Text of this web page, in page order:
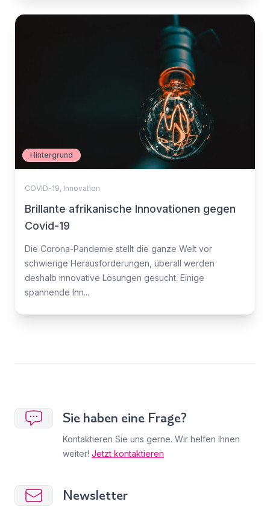
Hintergrund
COVID-19, Innovation
Brillante afrikanische Innovationen gegen
Covid-19
Die Corona-Pandemie stellt die ganze Welt vor
schwierige Herausforderungen, überall werden
deshalb innovative Lösungen gesucht. Einige
spannende Inn...
Sie haben eine Frage?
Kontaktieren Sie uns gerne. Wir helfen Ihnen
weiter! Jetzt kontaktieren
Newsletter